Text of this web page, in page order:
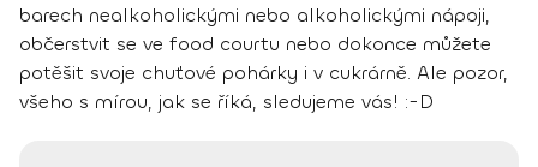
barech nealkoholickými nebo alkoholickými nápoji,
občerstvit se ve food courtu nebo dokonce můžete
potěšit svoje chuťové pohárky i v cukrárně. Ale pozor,
všeho s mírou, jak se říká, sledujeme vás! :-D